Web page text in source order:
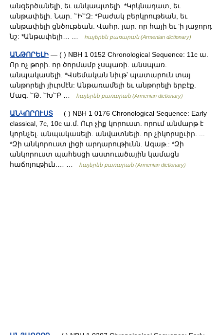
անզերծանելի, եւ անկապտելի. *Կրկնադատ, եւ
անթափելի. Նար. ՟Ի՟Զ: *Բաժակ բերկրութեան, եւ
անթափելի ցնծութեան. Վահր. յար. որ հայի եւ ʼի յաջորդ
նշ: *Անթափելի… …
հայերեն բառարան (Armenian dictionary)
ԱՆԹՈՐԵԼԻ — ( ) NBH 1 0152 Chronological Sequence: 11c ա.
Որ ոչ թորի. որ ծորմամբ չսպառի. անսպառ.
անպակասելի. *Վսեմական նիւթ՝ պատարուն տայ
անթորելի յիւրմէն: Անթառամելի եւ անթորելի երբէք.
Մագ. ՟Թ. ՟Խ՟Բ …
հայերեն բառարան (Armenian dictionary)
ԱՆԿՈՐՈՒՍՏ — ( ) NBH 1 0176 Chronological Sequence: Early
classical, 7c, 10c ա.մ. Ուր չիք կորուստ. որում անմարթ է
կորնչել. անպակասելի. անվատնելի. որ չիկորսըւիր. ...
*Զի անկորուստ լիցի արդարութիւնն. Ագաթ.: *Զի
անկորուստ պահեսցի աստուածային կամացն
հաճոյութիւն.… …
հայերեն բառարան (Armenian dictionary)